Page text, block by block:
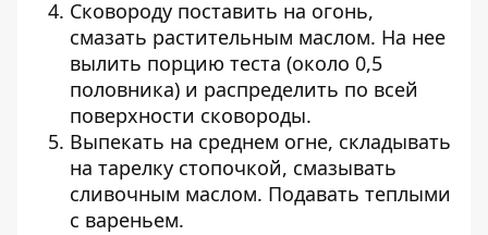
Сковороду поставить на огонь,
смазать растительным маслом. На нее
вылить порцию теста (около 0,5
половника) и распределить по всей
поверхности сковороды.
Выпекать на среднем огне, складывать
на тарелку стопочкой, смазывать
сливочным маслом. Подавать теплыми
с вареньем.